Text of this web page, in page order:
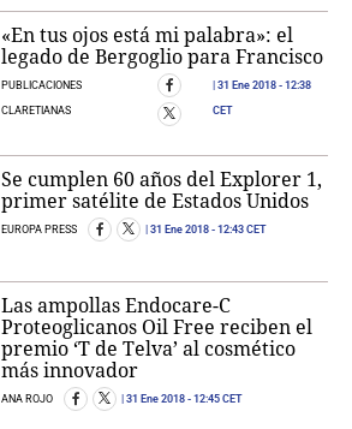
«En tus ojos está mi palabra»: el
legado de Bergoglio para Francisco
PUBLICACIONES
CLARETIANAS
31 Ene 2018- 12:38
CET
Se cumplen 60 años del Explorer 1,
primer satélite de Estados Unidos
EUROPA PRESS 31 Ene 2018 - 12:43 CET
Las ampollas Endocare-C
Proteoglicanos Oil Free reciben el
premio ‘T de Telva’ al cosmético
más innovador
ANA ROJO 31 Ene 2018 - 12:45 CET